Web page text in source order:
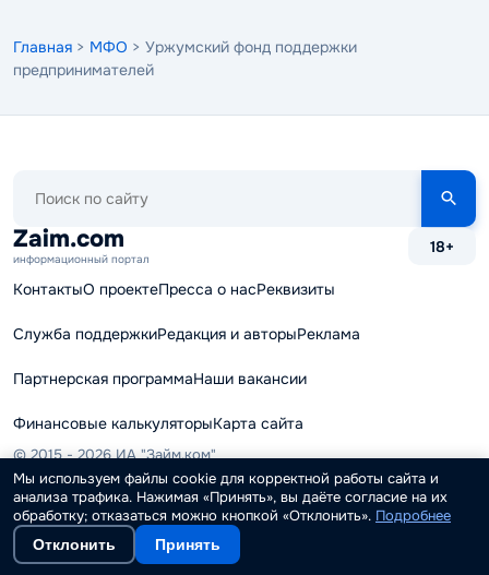
Главная > МФО > Уржумский фонд поддержки
предпринимателей
сайту
Zaim.com
информационный портал
18+
КонтактыО проектеПресса о насРеквизиты
Служба поддержкиРедакция и авторыРеклама
Партнерская программаНаши вакансии
Финансовые калькуляторыКарта сайта
© 2015 - 2026 ИА "Займ.ком"
При использовании материалов ссылка на Zaim.com обязательна.
Система базы данных и каталог МФО, Ломбардов и КПК являются
интеллектуальной собственностью Zaim.com. Свидетельство о
государственной регистрации базы данных №2016621516 от 11
ноября 2016. Копирование запрещается и охраняется законом.
Мы используем файлы cookie для корректной работы сайта и
анализа трафика. Нажимая «Принять», вы даёте согласие на их
обработку; отказаться можно кнопкой «Отклонить». Подробнее
Отклонить Принять